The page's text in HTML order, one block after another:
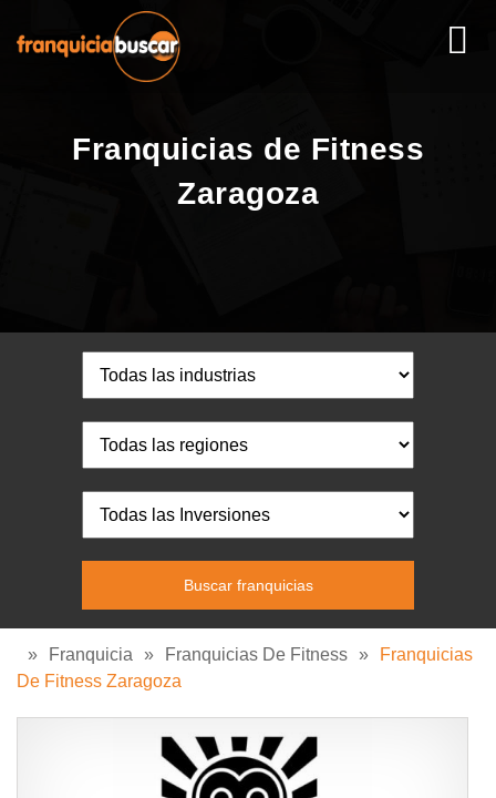
Franquicias de Fitness
Zaragoza
» Franquicia » Franquicias De Fitness »
Franquicias
De Fitness Zaragoza